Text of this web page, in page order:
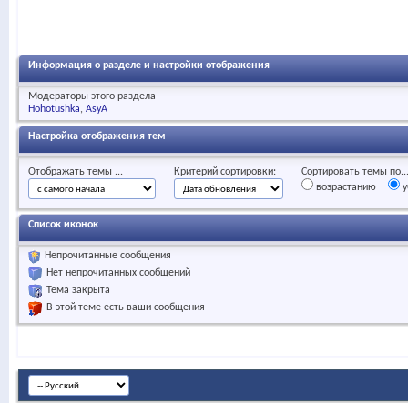
Информация о разделе и настройки отображения
Модераторы этого раздела
Hohotushka AsyA
Настройка отображения тем
Отображать темы ... Критерий сортировки:
Сортировать темы по...
возрастанию
Список иконок
Непрочитанные сообщения
Нет непрочитанных сообщений
Тема закрыта
В этой теме есть ваши сообщения